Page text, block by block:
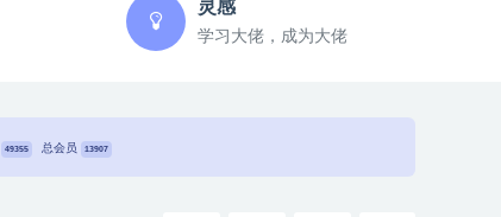
灵感
学习大佬，成为大佬
49355 总会员 13907